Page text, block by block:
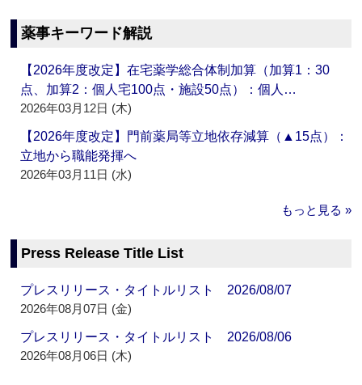
薬事キーワード解説
【2026年度改定】在宅薬学総合体制加算（加算1：30
点、加算2：個人宅100点・施設50点）：個人…
2026年03月12日 (木)
【2026年度改定】門前薬局等立地依存減算（▲15点）：
立地から職能発揮へ
2026年03月11日 (水)
もっと見る »
Press Release Title List
プレスリリース・タイトルリスト 2026/08/07
2026年08月07日 (金)
プレスリリース・タイトルリスト 2026/08/06
2026年08月06日 (木)